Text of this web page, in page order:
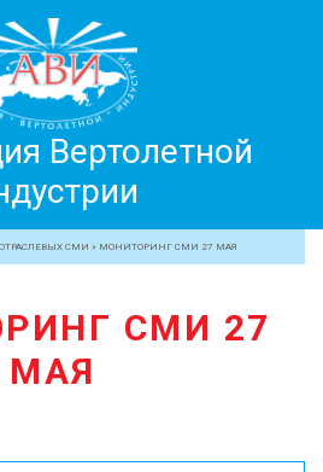
Вертолетной
29
СМИ » МОНИТОРИНГ СМИ 27 МАЯ
СМИ 27
МАЯ